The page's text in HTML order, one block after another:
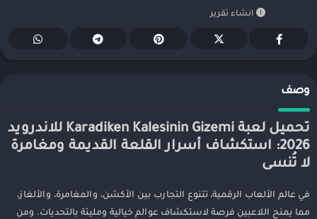
انشاء تقرير
وصف
تحميل لعبة Karadiken Kalesinin Gizemi للاندرويد
2026: استكشاف أسرار القلعة القديمة ومغامرة
لا تُنسى
في عالم الألعاب الرقمية، تتنوع التجارب بين الأكشن، والمغامرة، والألغاز،
مما يمنح اللاعبين فرصة لاستكشاف عوالم خيالية ومليئة بالتحديات. ومن